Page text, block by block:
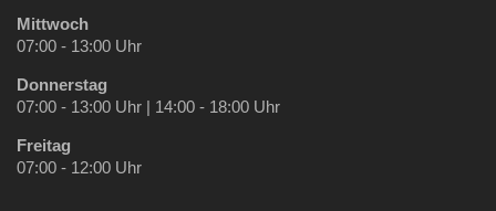
Mittwoch
07:00 - 13:00 Uhr
Donnerstag
07:00 - 13:00 Uhr | 14:00 - 18:00 Uhr
Freitag
07:00 - 12:00 Uhr